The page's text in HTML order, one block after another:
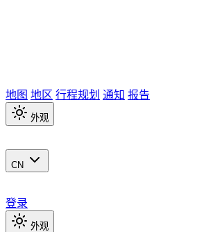
地图 地区 行程规划 通知 报告
外观
CN
登录
外观